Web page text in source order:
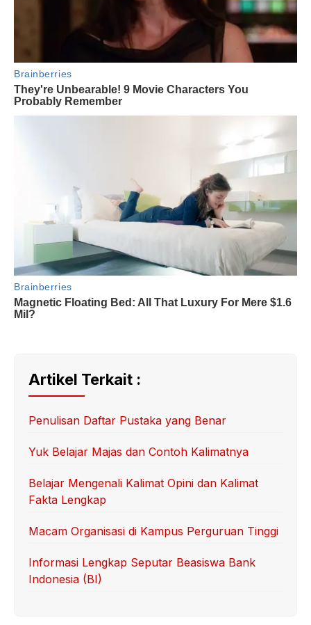
Artikel Terkait :
Penulisan Daftar Pustaka yang Benar
Yuk Belajar Majas dan Contoh Kalimatnya
Belajar Mengenali Kalimat Opini dan Kalimat
Fakta Lengkap
Macam Organisasi di Kampus Perguruan Tinggi
Informasi Lengkap Seputar Beasiswa Bank
Indonesia (BI)